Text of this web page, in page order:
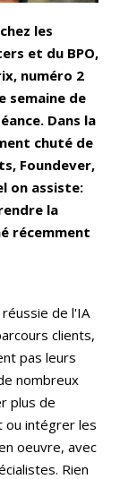
les
et du BPO,
numéro 2
semaine de
Dans la
chuté de
Foundever,
on assiste:
la
récemment
de l'IA
clients,
pas leurs
nombreux
plus de
ou intégrer les
oeuvre, avec
Rien